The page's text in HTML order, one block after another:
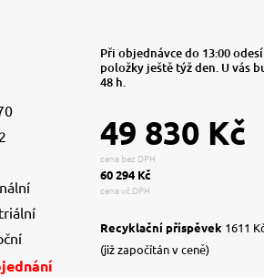
Při objednávce do 13:00
položky ještě týž den. U vás
48 h.
49 830 Kč
cena bez DPH
60 294 Kč
cena vč.DPH
Recyklační příspěvek 1611
(již započítán v ceně)